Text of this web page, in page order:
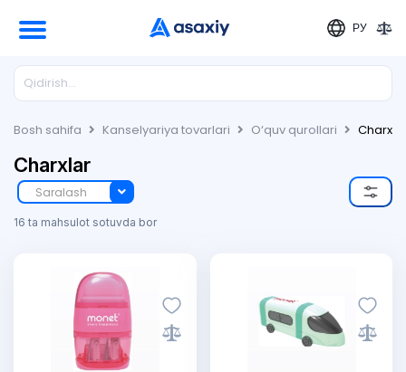
РУ
Bosh sahifa Kanselyariya tovarlari O‘quv qurollari
Charxlar
Saralash
16 ta mahsulot sotuvda bor